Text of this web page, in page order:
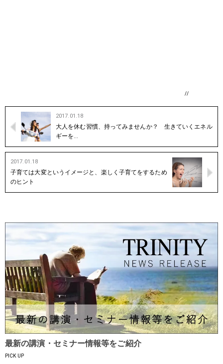
//
2017.01.18
大人を休む習慣、持ってみませんか？ 生きていくエネル
ギーを…
2017.01.18
子育ては大変というイメージと、楽しく子育てをするため
のヒント
最新の講演・セミナー情報等をご紹介
PICK UP